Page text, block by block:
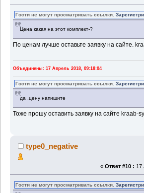
Гости не могут просматривать ссылки.
Цена какая на этот комплект-?
По ценам лучше оставьте заявку на сайте.
Объединены: 17 Апрель 2018, 09:18:04
Гости не могут просматривать ссылки.
да .цену напишите
Тоже прошу оставить заявку на сайте kraab-
type0_negative
« Ответ #10 : 17
Гости не могут просматривать ссылки.